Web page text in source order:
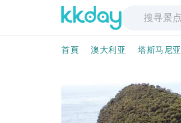
首頁 澳大利亚 塔斯马尼亚